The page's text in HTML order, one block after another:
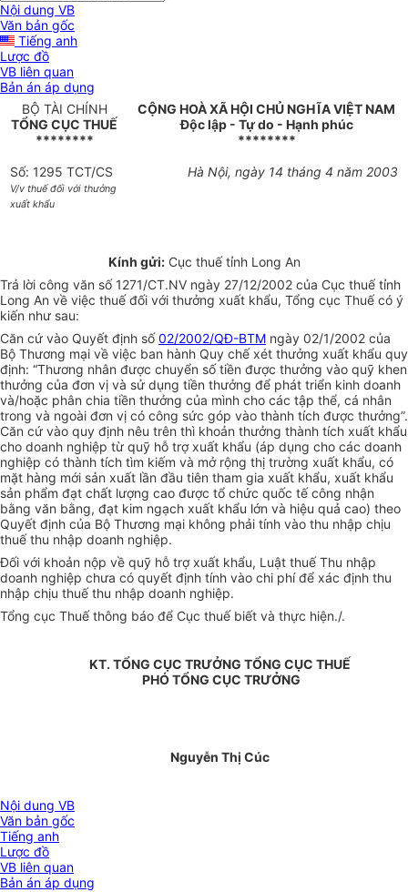
Nội dung VB
Văn bản gốc
Tiếng anh
Lược đồ
VB liên quan
Bản án áp dụng
BỘ TÀI CHÍNH
TỔNG CỤC THUẾ
********
CỘNG HOÀ XÃ HỘI CHỦ NGHĨA VIỆT NAM
Độc lập - Tự do - Hạnh phúc
********
Số: 1295 TCT/CS
V/v thuế đối với thưởng
xuất khẩu
Hà Nội, ngày 14 tháng 4 năm 2003
Kính gửi:Cục thuế tỉnh Long An
Trả lời công văn số 1271/CT.NV ngày 27/12/2002 của Cục thuế tỉnh
Long An về việc thuế đối với thưởng xuất khẩu, Tổng cục Thuế có ý
kiến như sau:
Căn cứ vào Quyết định số02/2002/QĐ-BTM ngày 02/1/2002 của
Bộ Thương mại về việc ban hành Quy chế xét thưởng xuất khẩu quy
định: “Thương nhân được chuyển số tiền được thưởng vào quỹ khen
thưởng của đơn vị và sử dụng tiền thưởng để phát triển kinh doanh
và/hoặc phân chia tiền thưởng của mình cho các tập thể, cá nhân
trong và ngoài đơn vị có công sức góp vào thành tích được thưởng”.
Căn cứ vào quy định nêu trên thì khoản thưởng thành tích xuất khẩu
cho doanh nghiệp từ quỹ hỗ trợ xuất khẩu (áp dụng cho các doanh
nghiệp có thành tích tìm kiếm và mở rộng thị trường xuất khẩu, có
mặt hàng mới sản xuất lần đầu tiên tham gia xuất khẩu, xuất khẩu
sản phẩm đạt chất lượng cao được tổ chức quốc tế công nhận
bằng văn bằng, đạt kim ngạch xuất khẩu lớn và hiệu quả cao) theo
Quyết định của Bộ Thương mại không phải tính vào thu nhập chịu
thuế thu nhập doanh nghiệp.
Đối với khoản nộp về quỹ hỗ trợ xuất khẩu, Luật thuế Thu nhập
doanh nghiệp chưa có quyết định tính vào chi phí để xác định thu
nhập chịu thuế thu nhập doanh nghiệp.
Tổng cục Thuế thông báo để Cục thuế biết và thực hiện./.
KT. TỔNG CỤC TRƯỞNG TỔNG CỤC THUẾ
PHÓ TỔNG CỤC TRƯỞNG
Nguyễn Thị Cúc
Nội dung VB
Văn bản gốc
Tiếng anh
Lược đồ
VB liên quan
Bản án áp dụng